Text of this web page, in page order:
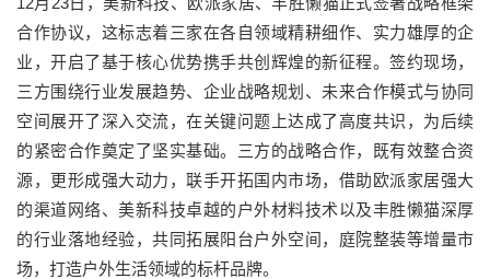
合作协议，这标志着三家在各自领域精耕细作、实力雄厚的企
业，开启了基于核心优势携手共创辉煌的新征程。签约现场，
三方围绕行业发展趋势、企业战略规划、未来合作模式与协同
空间展开了深入交流，在关键问题上达成了高度共识，为后续
的紧密合作奠定了坚实基础。三方的战略合作，既有效整合资
源，更形成强大动力，联手开拓国内市场，借助欧派家居强大
的渠道网络、美新科技卓越的户外材料技术以及丰胜懒猫深厚
的行业落地经验，共同拓展阳台户外空间，庭院整装等增量市
场，打造户外生活领域的标杆品牌。